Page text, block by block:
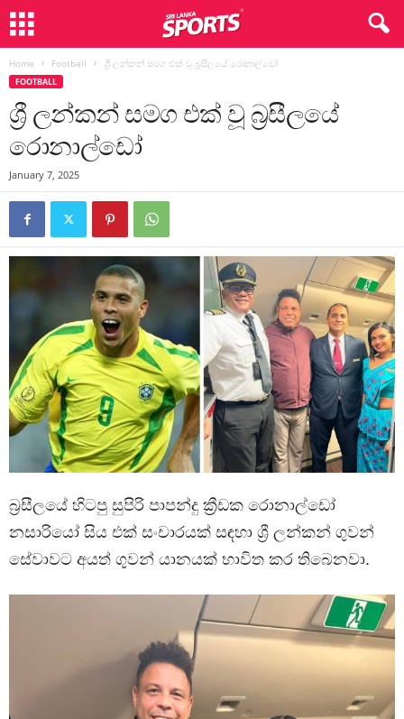
Home Football ශ්‍රී ලන්කන් සමග එක් වූ බ්‍රසීලයේ රොනාල්ඩෝ
FOOTBALL
ශ්‍රී ලන්කන් සමග එක් වූ බ්‍රසීලයේ
රොනාල්ඩෝ
January 7, 2025
බ්‍රසීලයේ හිටපු සුපිරි පාපන්දු ක්‍රීඩක රොනාල්ඩෝ
නසාරියෝ සිය එක් සංචාරයක් සඳහා ශ්‍රී ලන්කන් ගුවන්
සේවාවට අයත් ගුවන් යානයක් භාවිත කර තිබෙනවා.